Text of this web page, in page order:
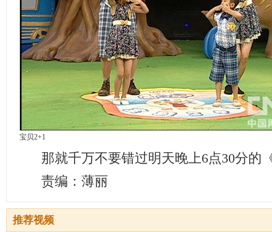
宝贝2+1
那就千万不要错过明天晚上6点30分的
责编：薄丽
推荐视频